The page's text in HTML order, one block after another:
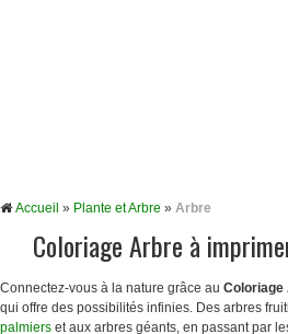
Accueil » Plante et Arbre » Arbre
Coloriage Arbre à
Connectez-vous à la nature grâce au Coloriage
qui offre des possibilités infinies. Des arbres
palmiers et aux arbres géants, en passant par